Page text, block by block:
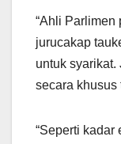
“Ahli Parlimen
jurucakap
untuk
secara khusus
“Seperti kadar